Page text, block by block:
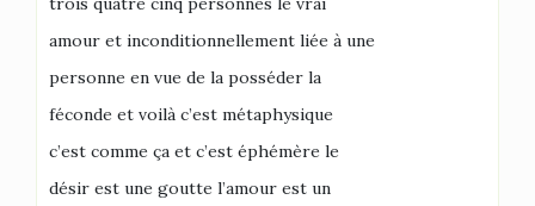
amour et inconditionnellement liée à une
personne en vue de la posséder la
féconde et voilà c’est métaphysique
c’est comme ça et c’est éphémère le
désir est une goutte l’amour est un